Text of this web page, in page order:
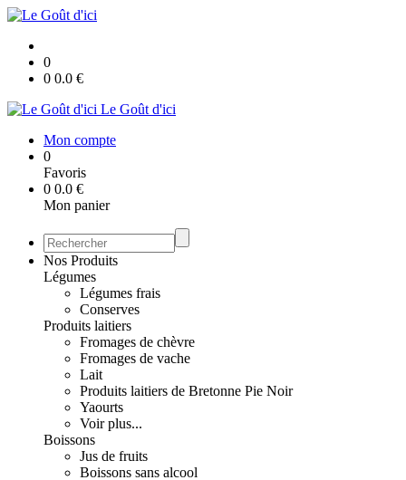
0
0 0.0 €
Le Goût d'ici
Mon compte
0
Favoris
0 0.0 €
Mon panier
Nos Produits
Légumes
Légumes frais
Conserves
Produits laitiers
Fromages de chèvre
Fromages de vache
Lait
Produits laitiers de Bretonne Pie Noir
Yaourts
Voir plus...
Boissons
Jus de fruits
Boissons sans alcool